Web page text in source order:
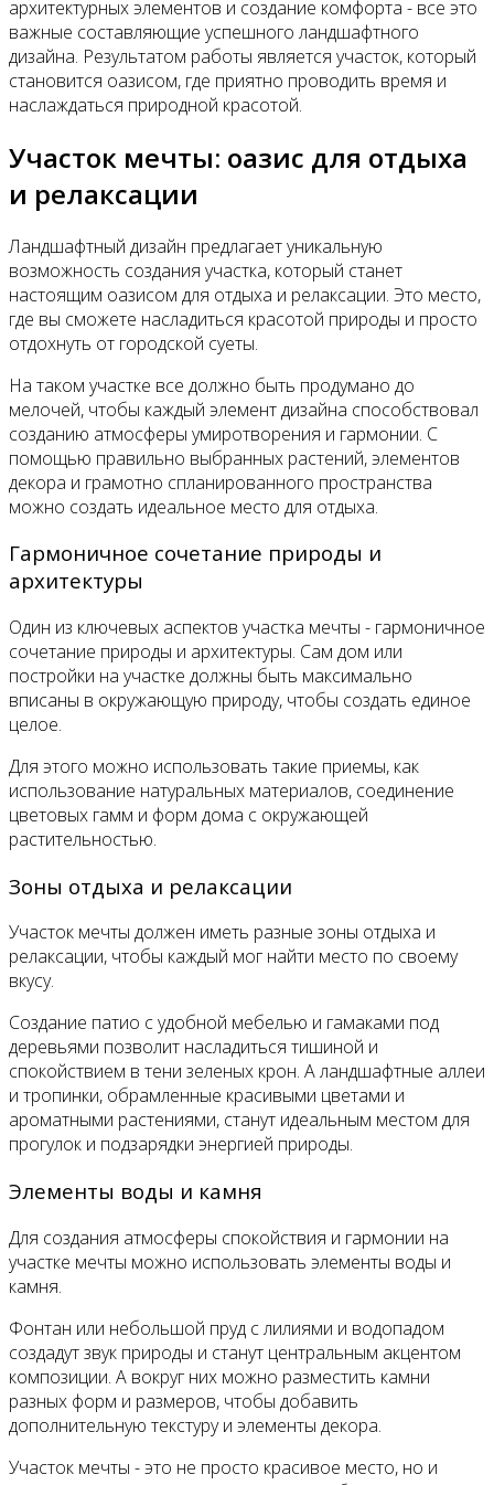
архитектурных элементов и создание комфорта - все это
важные составляющие успешного ландшафтного
дизайна. Результатом работы является участок, который
становится оазисом, где приятно проводить время и
наслаждаться природной красотой.
Участок мечты: оазис для отдыха
и релаксации
Ландшафтный дизайн предлагает уникальную
возможность создания участка, который станет
настоящим оазисом для отдыха и релаксации. Это место,
где вы сможете насладиться красотой природы и просто
отдохнуть от городской суеты.
На таком участке все должно быть продумано до
мелочей, чтобы каждый элемент дизайна способствовал
созданию атмосферы умиротворения и гармонии. С
помощью правильно выбранных растений, элементов
декора и грамотно спланированного пространства
можно создать идеальное место для отдыха.
Гармоничное сочетание природы и
архитектуры
Один из ключевых аспектов участка мечты - гармоничное
сочетание природы и архитектуры. Сам дом или
постройки на участке должны быть максимально
вписаны в окружающую природу, чтобы создать единое
целое.
Для этого можно использовать такие приемы, как
использование натуральных материалов, соединение
цветовых гамм и форм дома с окружающей
растительностью.
Зоны отдыха и релаксации
Участок мечты должен иметь разные зоны отдыха и
релаксации, чтобы каждый мог найти место по своему
вкусу.
Создание патио с удобной мебелью и гамаками под
деревьями позволит насладиться тишиной и
спокойствием в тени зеленых крон. А ландшафтные аллеи
и тропинки, обрамленные красивыми цветами и
ароматными растениями, станут идеальным местом для
прогулок и подзарядки энергией природы.
Элементы воды и камня
Для создания атмосферы спокойствия и гармонии на
участке мечты можно использовать элементы воды и
камня.
Фонтан или небольшой пруд с лилиями и водопадом
создадут звук природы и станут центральным акцентом
композиции. А вокруг них можно разместить камни
разных форм и размеров, чтобы добавить
дополнительную текстуру и элементы декора.
Участок мечты - это не просто красивое место, но и